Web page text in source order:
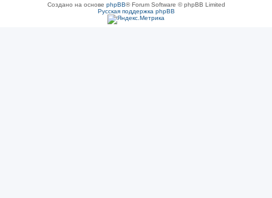
Создано на основе phpBB® Forum Software © phpBB Limited
Русская поддержка phpBB